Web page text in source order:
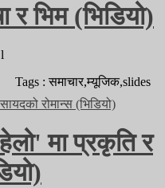
र भिम (भिडियो)
Tags : समाचार,म्यूजिक,slides
मा प्रकृति र